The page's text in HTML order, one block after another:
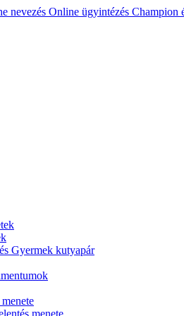
nevezés Online ügyintézés Champion
Gyermek kutyapár
menete